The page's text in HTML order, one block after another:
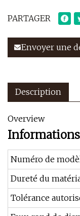
PARTAGER
Envoyer une
Description
Overview
Informations
Numéro de
Dureté du
Tolérance